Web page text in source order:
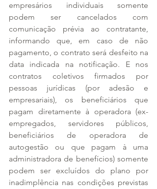
empresários individuais somente
podem ser cancelados com
comunicação prévia ao contratante,
informando que, em caso de não
pagamento, o contrato será desfeito na
data indicada na notificação. E nos
contratos coletivos firmados por
pessoas jurídicas (por adesão e
empresariais), os beneficiários que
pagam diretamente à operadora (ex-
empregados, servidores públicos,
beneficiários de operadora de
autogestão ou que pagam à uma
administradora de benefícios) somente
podem ser excluídos do plano por
inadimplência nas condições previstas